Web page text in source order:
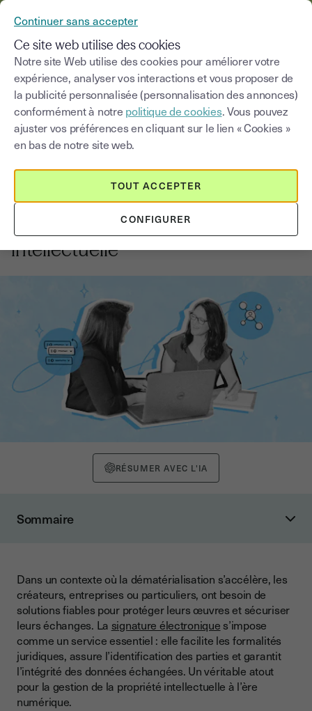
Blog
Choisir une catégorie Saisissez un terme
Les enjeux de la signature
électronique dans la propriété
intellectuelle
RÉSUMER AVEC L'IA
Sommaire
Les enjeux de la propriété intellectuelle
Comprendre la signature électronique
Les avantages de la signature électronique pour protéger la
propriété intellectuelle
Une preuve solide d’antériorité
Une simplification des démarches contractuelles
Dans un contexte où la dématérialisation s’accélère, les
créateurs, entreprises ou particuliers, ont besoin de
solutions fiables pour protéger leurs œuvres et sécuriser
leurs échanges. La signature électronique s’impose
comme un service essentiel : elle facilite les formalités
juridiques, assure l’identification des parties et garantit
l’intégrité des données échangées. Un véritable atout
pour la gestion de la propriété intellectuelle à l’ère
numérique.
Continuer sans accepter
Ce site web utilise des cookies
Notre site Web utilise des cookies pour améliorer votre
expérience, analyser vos interactions et vous proposer de
la publicité personnalisée (personnalisation des annonces)
conformément à notre politique de cookies. Vous pouvez
ajuster vos préférences en cliquant sur le lien « Cookies »
en bas de notre site web.
CONFIGURER
TOUT ACCEPTER